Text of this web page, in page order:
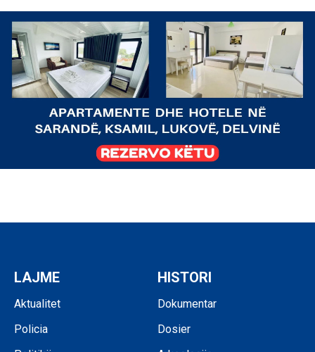
LAJME
Aktualitet
Policia
HISTORI
Dokumentar
Dosier